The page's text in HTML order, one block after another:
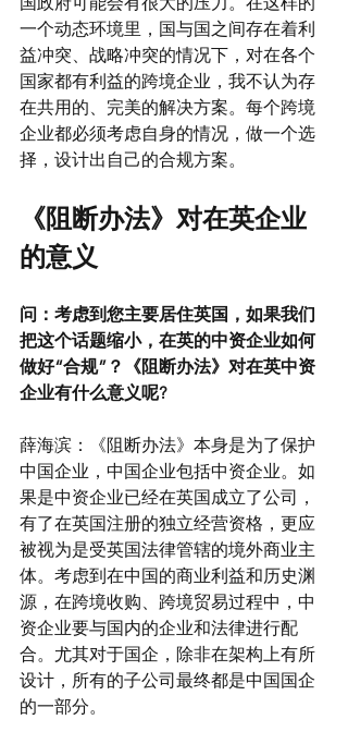
一个动态环境里，国与国之间存在着利
益冲突、战略冲突的情况下，对在各个
国家都有利益的跨境企业，我不认为存
在共用的、完美的解决方案。每个跨境
企业都必须考虑自身的情况，做一个选
择，设计出自己的合规方案。
《阻断办法》对在英企业
的意义
问：考虑到您主要居住英国，如果我们
把这个话题缩小，在英的中资企业如何
做好“合规”？《阻断办法》对在英中资
企业有什么意义呢?
薛海滨：《阻断办法》本身是为了保护
中国企业，中国企业包括中资企业。如
果是中资企业已经在英国成立了公司，
有了在英国注册的独立经营资格，更应
被视为是受英国法律管辖的境外商业主
体。考虑到在中国的商业利益和历史渊
源，在跨境收购、跨境贸易过程中，中
资企业要与国内的企业和法律进行配
合。尤其对于国企，除非在架构上有所
设计，所有的子公司最终都是中国国企
的一部分。